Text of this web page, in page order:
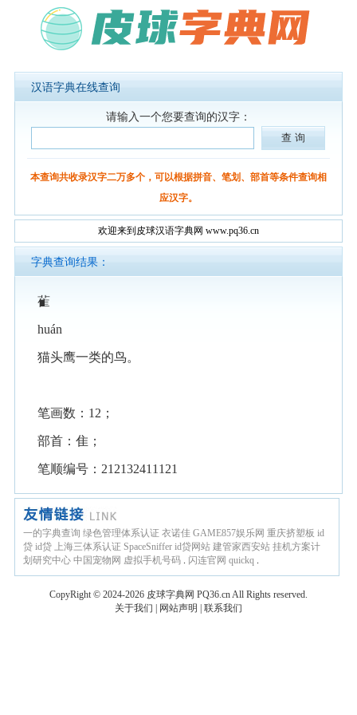
汉语字典在线查询
请输入一个您要查询的汉字：
本查询共收录汉字二万多个，可以根据拼音、笔划、部首等条件查询相
应汉字。
欢迎来到皮球汉语字典网 www.pq36.cn
字典查询结果：
雈
huán
猫头鹰一类的鸟。
笔画数：12；
部首：隹；
笔顺编号：212132411121
一的字典查询 绿色管理体系认证 衣诺佳 GAME857娱乐网 重庆挤塑板 id
贷 id贷 上海三体系认证 SpaceSniffer id贷网站 建管家西安站 挂机方案计
划研究中心 中国宠物网 虚拟手机号码 . 闪连官网 quickq .
CopyRight © 2024-2026 皮球字典网 PQ36.cnAll Rights reserved.
关于我们
网站声明 联系我们